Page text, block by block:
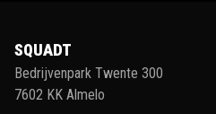
SQUADT
Bedrijvenpark Twente 300
7602 KK Almelo